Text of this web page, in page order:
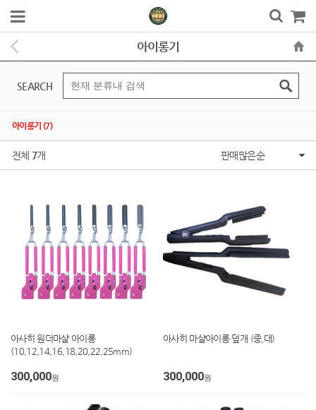
아이롱기
SEARCH
아이롱기 (7)
전체 7개 판매많은순
아사히 원더마샬 아이롱
(10,12,14,16,18,20,22,25mm)
300,000원
아사히 마샬아이롱 덮개 (중,대)
300,000원